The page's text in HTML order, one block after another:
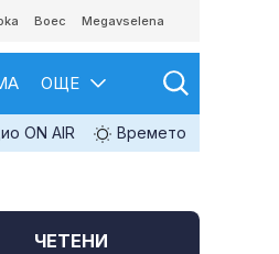
Boec Megavselena
ОЩЕ
ON AIR Времето
ЧЕТЕНИ